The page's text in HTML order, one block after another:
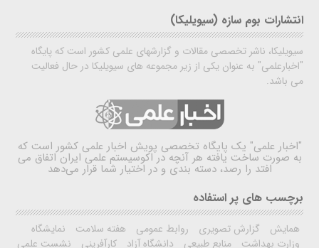
انتشارات بوم سازه (سیویلیکا)
سیویلیکا، ناشر تخصصی مقالات و گزارشهای علمی کشور است که پایگاه
"اخبارعلمی" به عنوان یکی از زیر مجموعه های سیویلیکا در حال فعالیت
می باشد.
"اخبار علمی" یک پایگاه تخصصی پویش اخبار علمی کشور است که
به صورت ساخت یافته هر آنچه در اکوسیستم علمی ایران اتفاق می
افتد را رصد، دسته بندی و در اختیار شما قرار می‌دهد
برچسب های پر استفاده
همایش گزارش تصویری روابط عمومی هفته سلامت
نمایشگاه
وزارت بهداشت
منابع طبیعی دانشگاه آزاد کارآفرینی نشست علمی